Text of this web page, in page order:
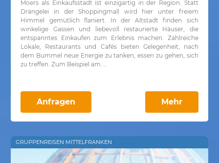
Moers als Einkaufsstadt ist einzigartig in der Region. Statt
Drängelei in der Shoppingmall wird hier unter freiem
Himmel gemütlich flaniert. In der Altstadt finden sich
winkelige Gassen und liebevoll restaurierte Häuser, die
entspanntes Einkaufen zum Erlebnis machen. Zahlreiche
Lokale, Restaurants und Cafés bieten Gelegenheit, nach
dem Bummel neue Energie zu tanken, essen zu gehen, sich
zu treffen. Zum Beispiel am ...
Anfragen Mehr
GRUPPENREISEN MITTELFRANKEN